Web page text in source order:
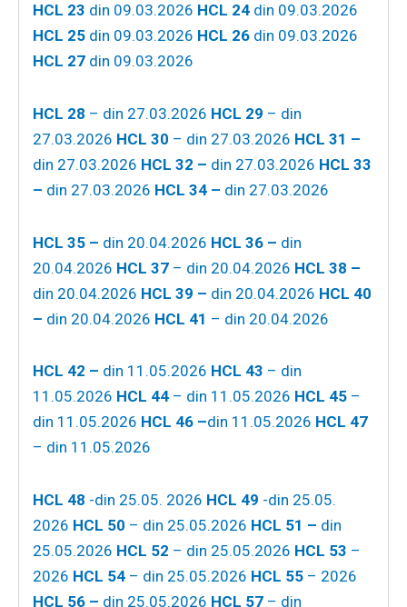
HCL 23 din 09.03.2026 HCL 24 din 09.03.2026
HCL 25 din 09.03.2026 HCL 26 din 09.03.2026
HCL 27 din 09.03.2026
HCL 28 – din 27.03.2026 HCL 29 – din
27.03.2026 HCL 30 – din 27.03.2026 HCL 31 –
din 27.03.2026 HCL 32 – din 27.03.2026 HCL 33
– din 27.03.2026 HCL 34 – din 27.03.2026
HCL 35 – din 20.04.2026 HCL 36 – din
20.04.2026 HCL 37 – din 20.04.2026 HCL 38 –
din 20.04.2026 HCL 39 – din 20.04.2026 HCL 40
– din 20.04.2026 HCL 41 – din 20.04.2026
HCL 42 – din 11.05.2026 HCL 43 – din
11.05.2026 HCL 44 – din 11.05.2026 HCL 45 –
din 11.05.2026 HCL 46 –din 11.05.2026 HCL 47
– din 11.05.2026
HCL 48 -din 25.05. 2026 HCL 49 -din 25.05.
2026 HCL 50 – din 25.05.2026 HCL 51 – din
25.05.2026 HCL 52 – din 25.05.2026 HCL 53 –
2026 HCL 54 – din 25.05.2026 HCL 55 – 2026
HCL 56 – din 25.05.2026 HCL 57 – din